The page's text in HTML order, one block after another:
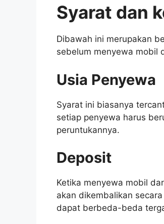
Syarat dan
Dibawah ini merupakan
sebelum menyewa mobil
Usia Penyewa
Syarat ini biasanya
setiap penyewa harus
peruntukannya.
Deposit
Ketika menyewa mobil
akan dikembalikan
dapat berbeda-beda